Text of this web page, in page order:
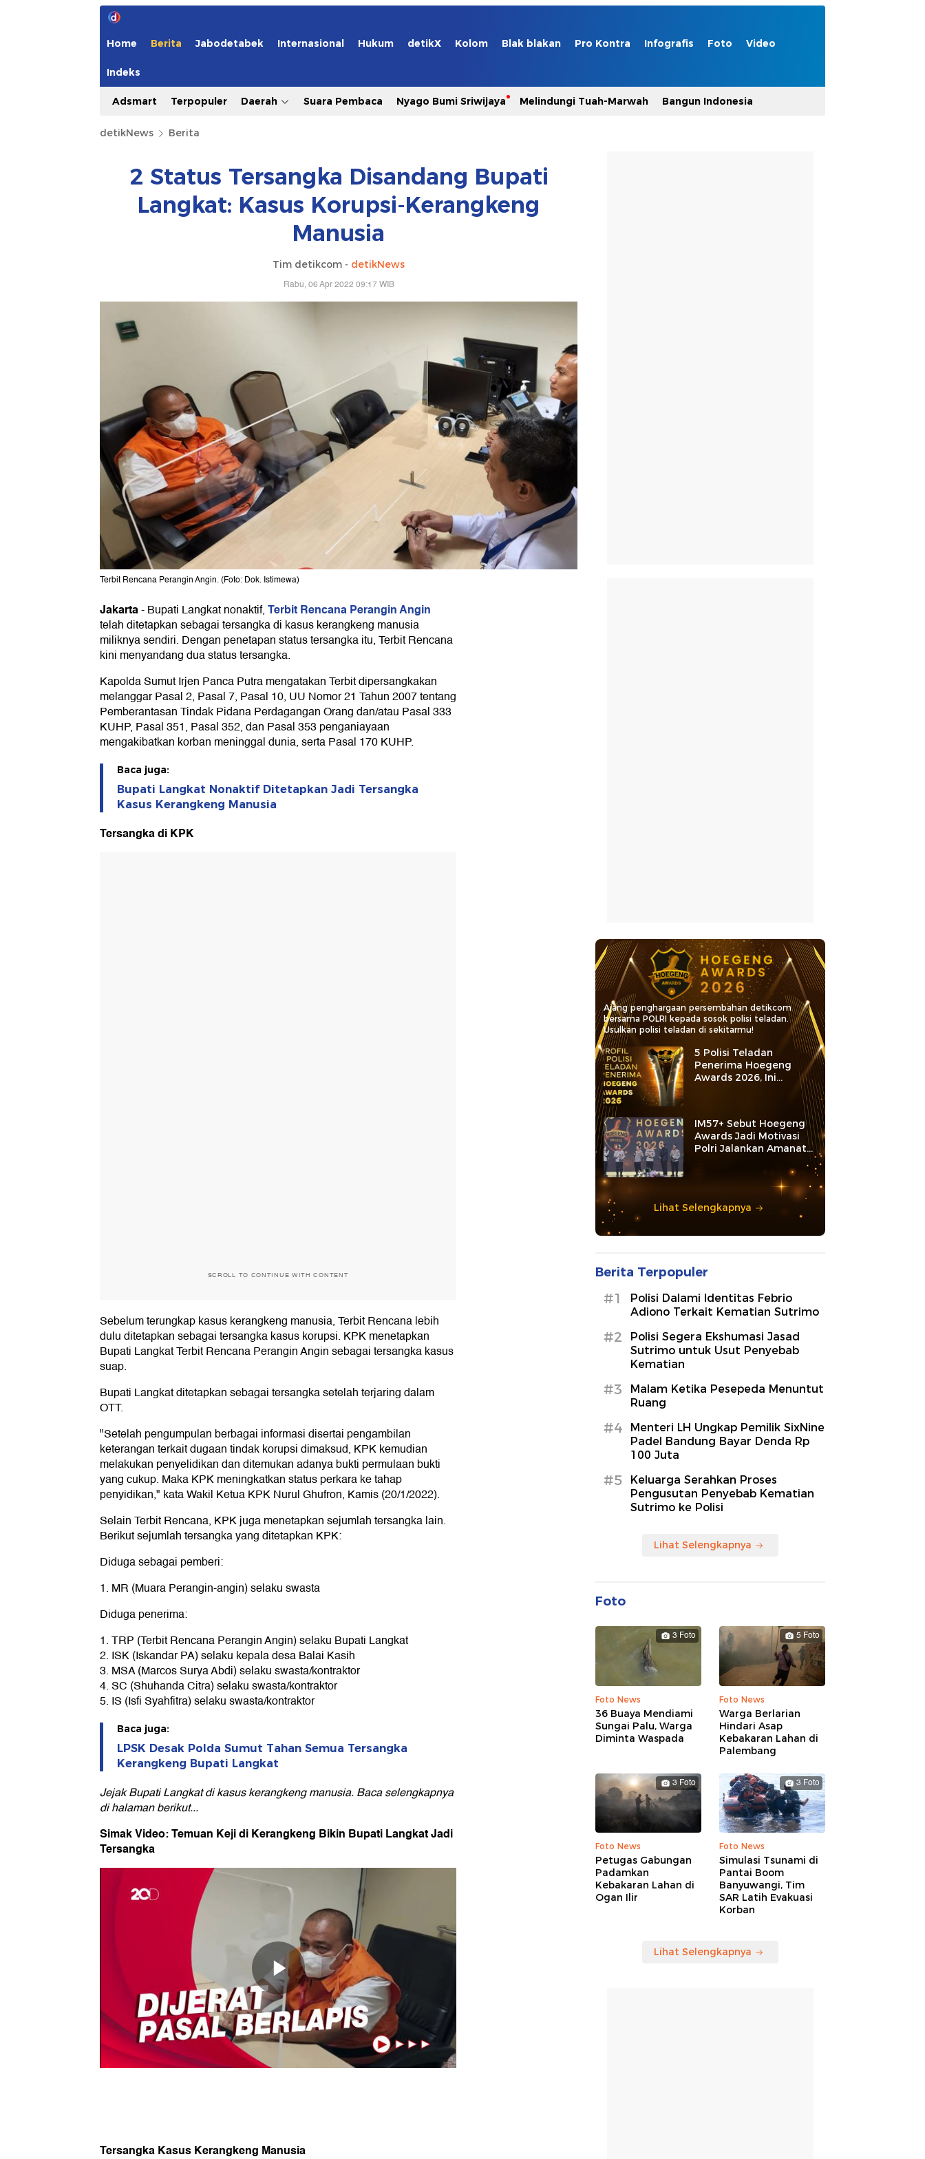
Home Berita Jabodetabek Internasional Hukum detikX Kolom Blak blakan Pro Kontra Infografis Foto Video
Indeks
Adsmart Terpopuler Daerah Suara Pembaca Nyago Bumi Sriwijaya Melindungi Tuah-Marwah Bangun Indonesia
detikNews Berita
2 Status Tersangka Disandang Bupati
Langkat: Kasus Korupsi-Kerangkeng
Manusia
Tim detikcom - detikNews
Rabu, 06 Apr 2022 09:17 WIB
Terbit Rencana Perangin Angin. (Foto: Dok. Istimewa)
Jakarta-Bupati Langkat nonaktif,Terbit Rencana Perangin Angin
telah ditetapkan sebagai tersangka di kasus kerangkeng manusia
miliknya sendiri. Dengan penetapan status tersangka itu, Terbit Rencana
kini menyandang dua status tersangka.
Kapolda Sumut Irjen Panca Putra mengatakan Terbit dipersangkakan
melanggar Pasal 2, Pasal 7, Pasal 10, UU Nomor 21 Tahun 2007 tentang
Pemberantasan Tindak Pidana Perdagangan Orang dan/atau Pasal 333
KUHP, Pasal 351, Pasal 352, dan Pasal 353 penganiayaan
mengakibatkan korban meninggal dunia, serta Pasal 170 KUHP.
Baca juga:
Bupati Langkat Nonaktif Ditetapkan Jadi Tersangka
Kasus Kerangkeng Manusia
Tersangka di KPK
SCROLL TO CONTINUE WITH CONTENT
Sebelum terungkap kasus kerangkeng manusia, Terbit Rencana lebih
dulu ditetapkan sebagai tersangka kasus korupsi. KPK menetapkan
Bupati Langkat Terbit Rencana Perangin Angin sebagai tersangka kasus
suap.
Bupati Langkat ditetapkan sebagai tersangka setelah terjaring dalam
OTT.
"Setelah pengumpulan berbagai informasi disertai pengambilan
keterangan terkait dugaan tindak korupsi dimaksud, KPK kemudian
melakukan penyelidikan dan ditemukan adanya bukti permulaan bukti
yang cukup. Maka KPK meningkatkan status perkara ke tahap
penyidikan," kata Wakil Ketua KPK Nurul Ghufron, Kamis (20/1/2022).
Selain Terbit Rencana, KPK juga menetapkan sejumlah tersangka lain.
Berikut sejumlah tersangka yang ditetapkan KPK:
Diduga sebagai pemberi:
1. MR (Muara Perangin-angin) selaku swasta
Diduga penerima:
1. TRP (Terbit Rencana Perangin Angin) selaku Bupati Langkat
2. ISK (Iskandar PA) selaku kepala desa Balai Kasih
3. MSA (Marcos Surya Abdi) selaku swasta/kontraktor
4. SC (Shuhanda Citra) selaku swasta/kontraktor
5. IS (Isfi Syahfitra) selaku swasta/kontraktor
Baca juga:
LPSK Desak Polda Sumut Tahan Semua Tersangka
Kerangkeng Bupati Langkat
Jejak Bupati Langkat di kasus kerangkeng manusia. Baca selengkapnya
di halaman berikut...
Simak Video: Temuan Keji di Kerangkeng Bikin Bupati Langkat Jadi
Tersangka
Tersangka Kasus Kerangkeng Manusia
Ajang penghargaan persembahan detikcom
bersama POLRI kepada sosok polisi teladan.
Usulkan polisi teladan di sekitarmu!
5 Polisi Teladan
Penerima Hoegeng
Awards 2026, Ini
Kategori dan Kiprahnya
IM57+ Sebut Hoegeng
Awards Jadi Motivasi
Polri Jalankan Amanat
Lihat Selengkapnya
Berita Terpopuler
#1
Polisi Dalami Identitas Febrio
Adiono Terkait Kematian Sutrimo
#2
Polisi Segera Ekshumasi Jasad
Sutrimo untuk Usut Penyebab
Kematian
#3
Malam Ketika Pesepeda Menuntut
Ruang
#4
Menteri LH Ungkap Pemilik SixNine
Padel Bandung Bayar Denda Rp
100 Juta
#5
Keluarga Serahkan Proses
Pengusutan Penyebab Kematian
Sutrimo ke Polisi
Lihat Selengkapnya
Foto
3 Foto
Foto News
36 Buaya Mendiami
Sungai Palu, Warga
Diminta Waspada
5 Foto
Foto News
Warga Berlarian
Hindari Asap
Kebakaran Lahan di
Palembang
3 Foto
Foto News
Petugas Gabungan
Padamkan
Kebakaran Lahan di
Ogan Ilir
3 Foto
Foto News
Simulasi Tsunami di
Pantai Boom
Banyuwangi, Tim
SAR Latih Evakuasi
Korban
Lihat Selengkapnya